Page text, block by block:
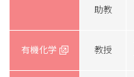
助教
有機化学 教授